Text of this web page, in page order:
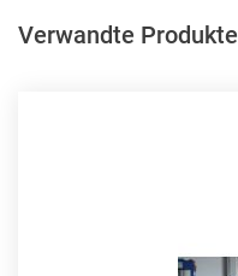
Verwandte Produkte